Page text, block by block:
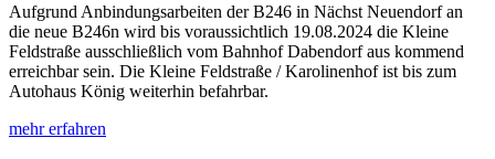
Aufgrund Anbindungsarbeiten der B246 in Nächst Neuendorf an
die neue B246n wird bis voraussichtlich 19.08.2024 die Kleine
Feldstraße ausschließlich vom Bahnhof Dabendorf aus kommend
erreichbar sein. Die Kleine Feldstraße / Karolinenhof ist bis zum
Autohaus König weiterhin befahrbar.
mehr erfahren